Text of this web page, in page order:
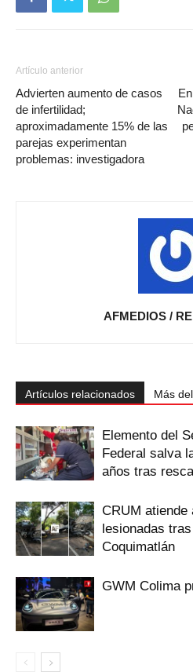
Artículo anterior
Advierten aumento de casos
de infertilidad;
aproximadamente 15% de las
parejas experimentan
problemas: investigadora
AFMEDIOS /
Artículos relacionados Más
Elemento del
Federal salva
años tras
CRUM atiende
lesionadas
Coquimatlán
GWM Colima